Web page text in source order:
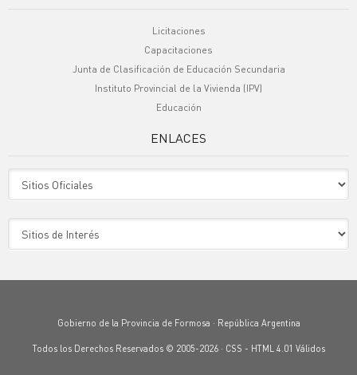
Licitaciones
Capacitaciones
Junta de Clasificación de Educación Secundaria
Instituto Provincial de la Vivienda (IPV)
Educación
ENLACES
Gobierno de la Provincia de Formosa · República Argentina
Todos los Derechos Reservados © 2005-2026 · CSS - HTML 4.01 Válidos